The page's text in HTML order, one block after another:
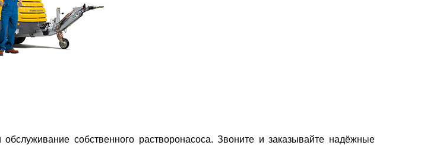
собственного растворонасоса.Звоните и заказывайте надёжные